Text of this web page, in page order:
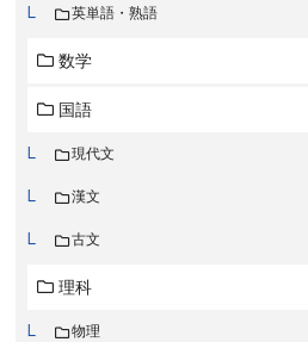
英単語・熟語
数学
国語
現代文
漢文
古文
理科
物理